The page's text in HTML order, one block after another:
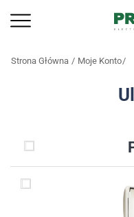
Strona Główna Moje Konto